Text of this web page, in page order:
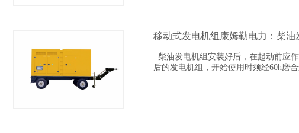
移动式发电机组康姆勒电力：柴
柴油发电机组安装好后，在起动前应
后的发电机组，开始使用时须经60h磨